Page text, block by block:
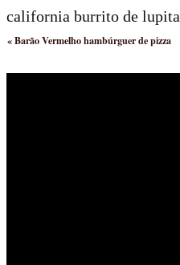
california burrito de lupita
«Barão Vermelho hambúrguer de pizza